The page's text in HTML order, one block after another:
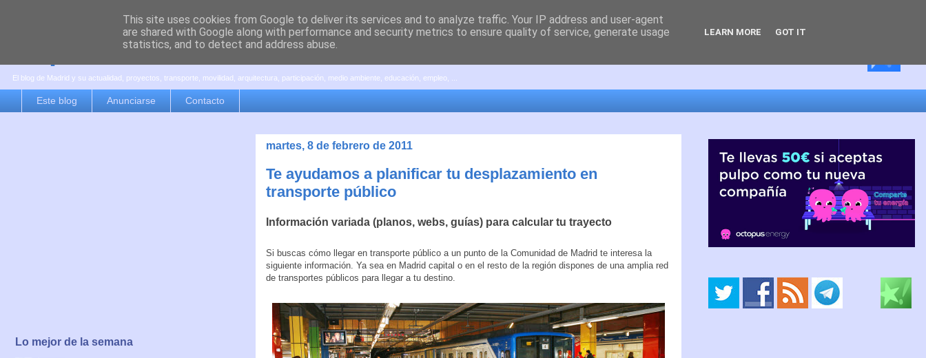
es por madrid
El blog de Madrid y su actualidad, proyectos, transporte, movilidad, arquitectura, participación, medio ambiente, educación, empleo, ...
Este blog Anunciarse Contacto
martes, 8 de febrero de 2011
Te ayudamos a planificar tu desplazamiento en
transporte público
Información variada (planos, webs, guías) para calcular tu trayecto
Si buscas cómo llegar en transporte público a un punto de la Comunidad de Madrid te interesa la
siguiente información. Ya sea en Madrid capital o en el resto de la región dispones de una amplia red
de transportes públicos para llegar a tu destino.
Lo mejor de la semana
This site uses cookies from Google to deliver its services and to analyze traffic. Your IP address and user-agent
are shared with Google along with performance and security metrics to ensure quality of service, generate usage
statistics, and to detect and address abuse.
LEARN MORE GOT IT